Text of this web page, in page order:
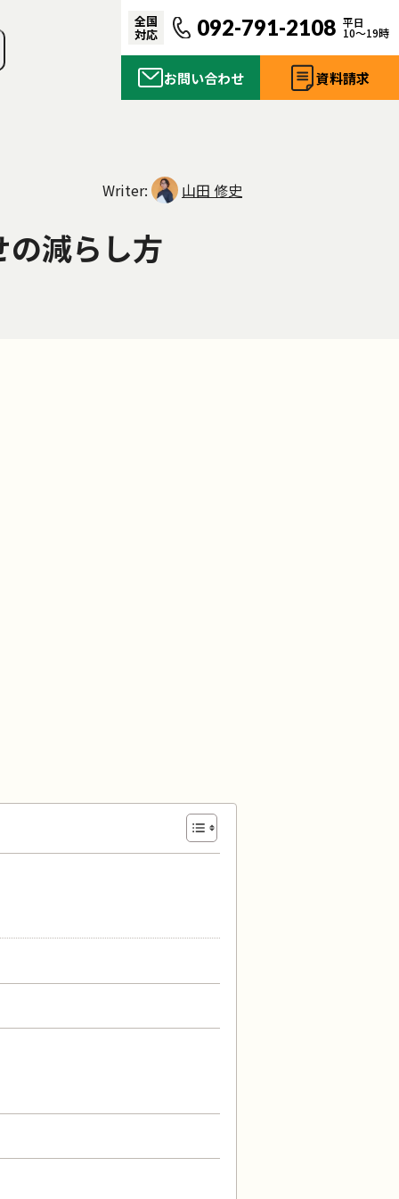
全国
対応 092-791-2108 平日
10〜19時
お問い合わせ 資料請求
Writer: 山田 修史
減らし方